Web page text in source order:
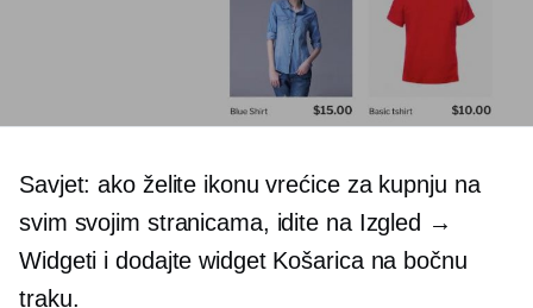
Savjet: ako želite ikonu vrećice za kupnju na
svim svojim stranicama, idite na Izgled →
Widgeti i dodajte widget Košarica na bočnu
traku.